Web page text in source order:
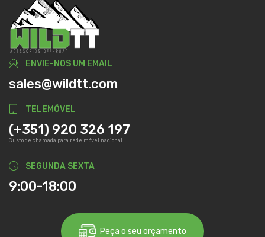
ENVIE-NOS UM EMAIL
sales@wildtt.com
TELEMÓVEL
(+351) 920 326 197
Custo de chamada para rede móvel nacional
SEGUNDA SEXTA
9:00-18:00
Peça o seu orçamento